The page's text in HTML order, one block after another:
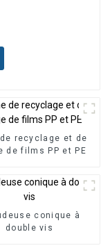
recyclage et de
de films PP et PE
conique à
double vis